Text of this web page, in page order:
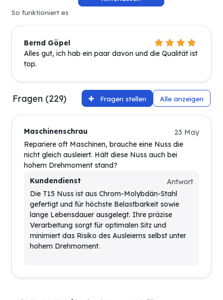
So funktioniert es
Bernd Göpel
Alles gut, ich hab ein paar davon und die Qualität ist
top.
Fragen (229) Fragen stellen Alle anzeigen
Maschinenschrau
23 May
Repariere oft Maschinen, brauche eine Nuss die
nicht gleich ausleiert. Hält diese Nuss auch bei
hohem Drehmoment stand?
Kundendienst
Antwort
Die T15 Nuss ist aus Chrom-Molybdän-Stahl
gefertigt und für höchste Belastbarkeit sowie
lange Lebensdauer ausgelegt. Ihre präzise
Verarbeitung sorgt für optimalen Sitz und
minimiert das Risiko des Ausleierns selbst unter
hohem Drehmoment.